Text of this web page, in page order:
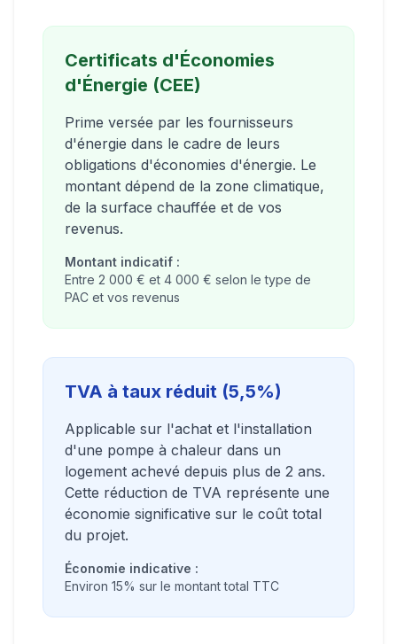
Certificats d'Économies
d'Énergie (CEE)
Prime versée par les fournisseurs
d'énergie dans le cadre de leurs
obligations d'économies d'énergie. Le
montant dépend de la zone climatique,
de la surface chauffée et de vos
revenus.
Montant indicatif :
Entre 2 000 € et 4 000 € selon le type de
PAC et vos revenus
TVA à taux réduit (5,5%)
Applicable sur l'achat et l'installation
d'une pompe à chaleur dans un
logement achevé depuis plus de 2 ans.
Cette réduction de TVA représente une
économie significative sur le coût total
du projet.
Économie indicative :
Environ 15% sur le montant total TTC